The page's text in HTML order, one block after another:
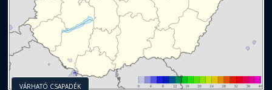
VÁRHATÓ CSAPADÉK